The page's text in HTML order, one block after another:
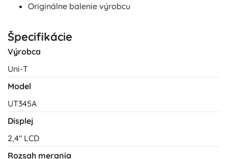
Originálne balenie výrobcu
Špecifikácie
Výrobca
Uni-T
Model
UT345A
Displej
2,4″ LCD
Rozsah merania